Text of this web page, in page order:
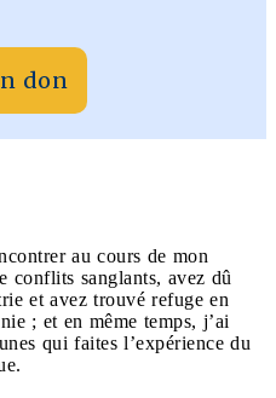
don
au cours de mon
conflits sanglants, avez dû
et avez trouvé refuge en
; et en même temps, j’ai
qui faites l’expérience du